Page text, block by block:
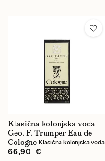
Klasična kolonjska voda
Geo. F. Trumper Eau de
Cologne Klasična kolonjska voda
66,90 €